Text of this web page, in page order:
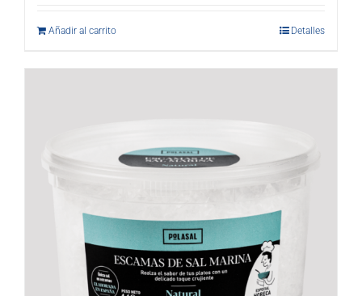
Añadir al carrito Detalles